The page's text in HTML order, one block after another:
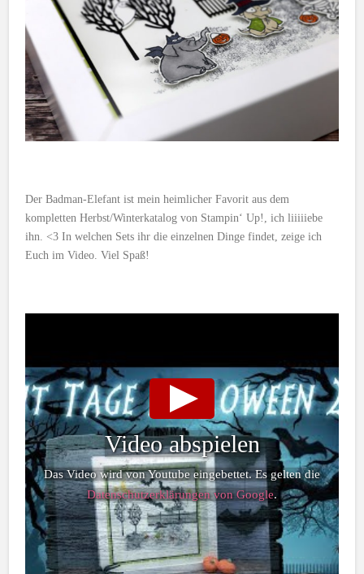
Der Badman-Elefant ist mein heimlicher Favorit aus dem
kompletten Herbst/Winterkatalog von Stampin‘ Up!, ich liiiiiebe
ihn. <3 In welchen Sets ihr die einzelnen Dinge findet, zeige ich
Euch im Video. Viel Spaß!
Video abspielen
Das Video wird von Youtube eingebettet. Es gelten die
Datenschutzerklärungen von Google.